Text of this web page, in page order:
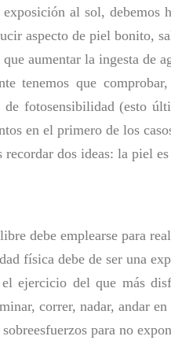
exposición al sol,
aspecto de piel bonito,
que aumentar la ingesta de
tenemos que
de fotosensibilidad (esto
en el primero de los
recordar dos ideas: la piel
debe emplearse para
física debe de ser una
el ejercicio del que más
correr, nadar, andar
para no